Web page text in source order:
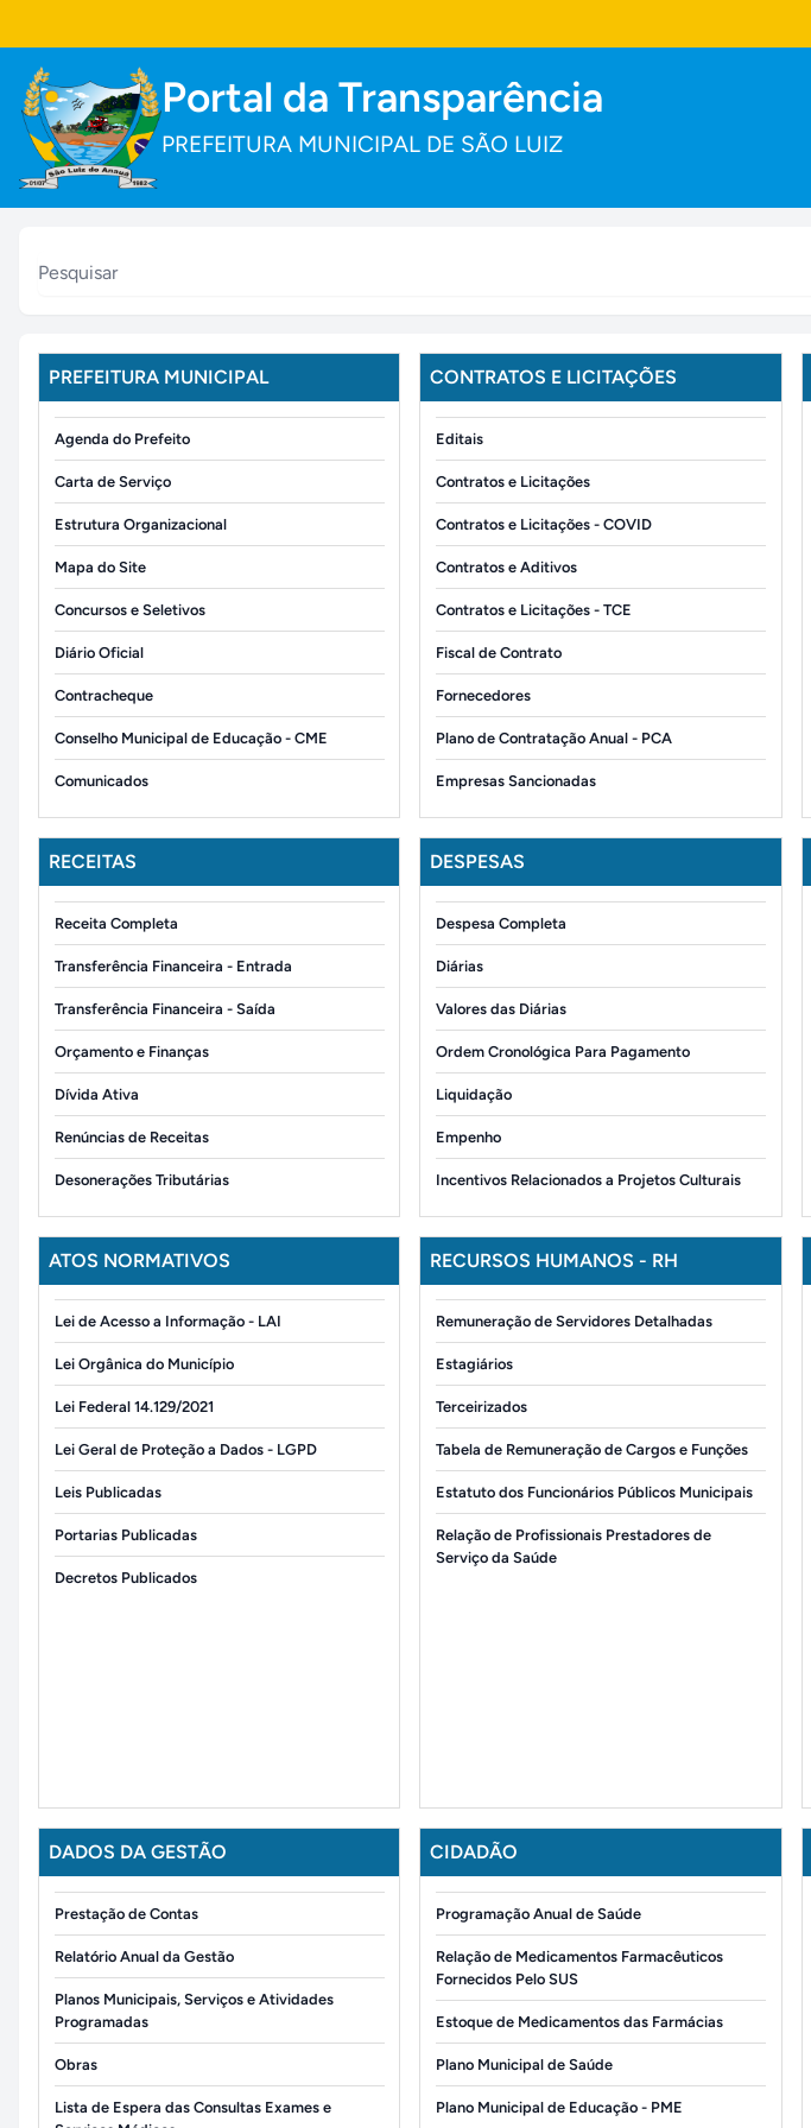
Portal da Transparência
PREFEITURA MUNICIPAL DE SÃO LUIZ
PREFEITURA MUNICIPAL
Agenda do Prefeito
Carta de Serviço
Estrutura Organizacional
Mapa do Site
Concursos e Seletivos
Diário Oficial
Contracheque
Conselho Municipal de Educação - CME
Comunicados
CONTRATOS E LICITAÇÕES
Editais
Contratos e Licitações
Contratos e Licitações - COVID
Contratos e Aditivos
Contratos e Licitações - TCE
Fiscal de Contrato
Fornecedores
Plano de Contratação Anual - PCA
Empresas Sancionadas
RECEITAS
Receita Completa
Transferência Financeira - Entrada
Transferência Financeira - Saída
Orçamento e Finanças
Dívida Ativa
Renúncias de Receitas
Desonerações Tributárias
DESPESAS
Despesa Completa
Diárias
Valores das Diárias
Ordem Cronológica Para Pagamento
Liquidação
Empenho
Incentivos Relacionados a Projetos Culturais
ATOS NORMATIVOS
Lei de Acesso a Informação - LAI
Lei Orgânica do Município
Lei Federal 14.129/2021
Lei Geral de Proteção a Dados - LGPD
Leis Publicadas
Portarias Publicadas
Decretos Publicados
RECURSOS HUMANOS - RH
Remuneração de Servidores Detalhadas
Estagiários
Terceirizados
Tabela de Remuneração de Cargos e Funções
Estatuto dos Funcionários Públicos Municipais
Relação de Profissionais Prestadores de
Serviço da Saúde
DADOS DA GESTÃO
Prestação de Contas
Relatório Anual da Gestão
Planos Municipais, Serviços e Atividades
Programadas
Obras
Lista de Espera das Consultas Exames e
CIDADÃO
Programação Anual de Saúde
Relação de Medicamentos Farmacêuticos
Fornecidos Pelo SUS
Estoque de Medicamentos das Farmácias
Plano Municipal de Saúde
Plano Municipal de Educação - PME